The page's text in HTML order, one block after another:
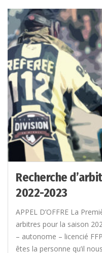
Recherche
2022-2023
APPEL D’OFFRE La
arbitres pour la saison
– autonome – licencié
êtes la personne qu’il